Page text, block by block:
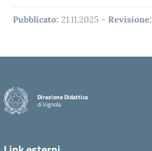
Pubblicato: 21.11.2025 - Revisione:
Direzione Didattica
di Vignola